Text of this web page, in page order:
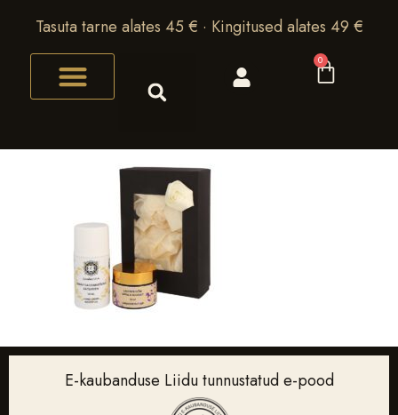
Tasuta tarne alates 45 € · Kingitused alates 49 €
0
E-kaubanduse Liidu tunnustatud e-pood